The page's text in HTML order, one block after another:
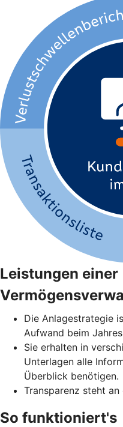
Leistungen einer
Die Anlagestrategie
Aufwand beim
Sie erhalten in
Unterlagen alle
Überblick benötigen.
Transparenz steht
So funktioniert's